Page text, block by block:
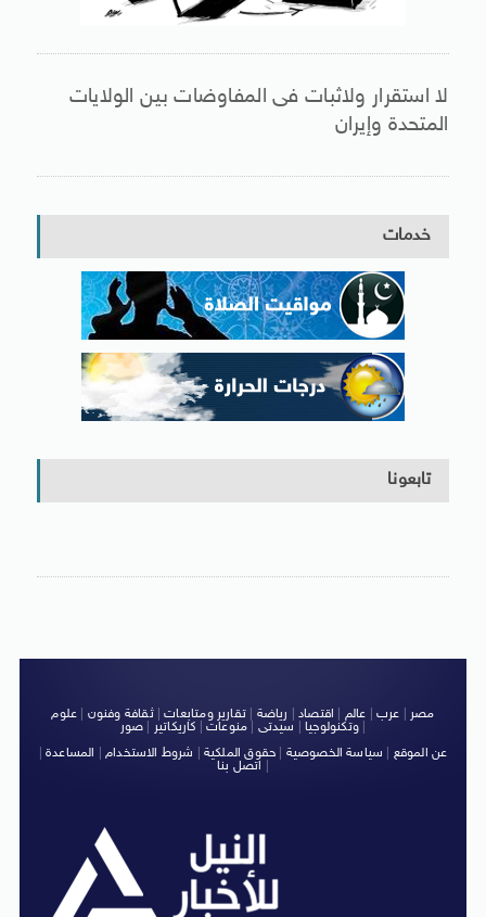
لا استقرار ولاثبات فى المفاوضات بين الولايات
المتحدة وإيران
خدمات
تابعونا
مصر عرب عالم اقتصاد رياضة |تقارير ومتابعات|ثقافة وفنون
علوم
وتكنولوجيا| سيدتى منوعات كاريكاتير صور
|
عن الموقع
سياسة الخصوصية حقوق الملكية شروط الاستخدام| المساعدة|
اتصل بنا